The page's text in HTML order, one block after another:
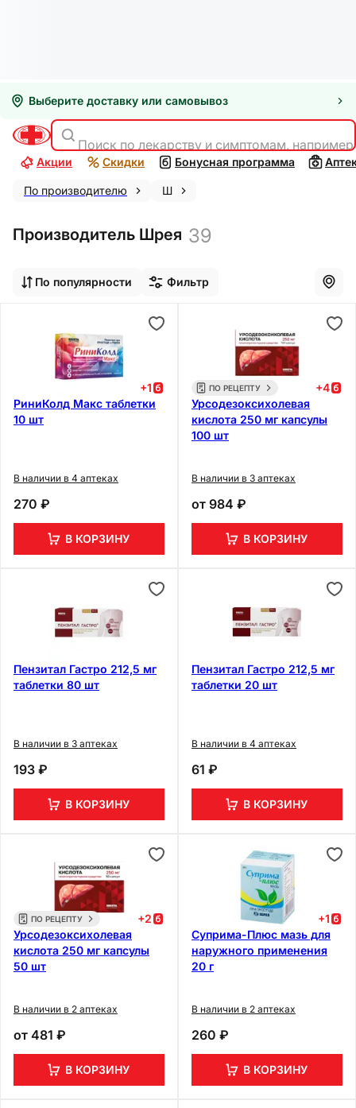
Выберите доставку или самовывоз
Поиск по лекарству и симптомам,
Акции Скидки Бонусная программа
По производителю Ш
Производитель Шрея 39
По популярности Фильтр
+1
РиниКолд Макс таблетки
10 шт
В наличии в 4 аптеках
270 ₽
В КОРЗИНУ
ПО РЕЦЕПТУ +4
Урсодезоксихолевая
кислота 250 мг капсулы
100 шт
В наличии в 3 аптеках
от 984 ₽
В КОРЗИНУ
Пензитал Гастро 212,5 мг
таблетки 80 шт
В наличии в 3 аптеках
193 ₽
В КОРЗИНУ
Пензитал Гастро 212,5 мг
таблетки 20 шт
В наличии в 4 аптеках
61 ₽
В КОРЗИНУ
ПО РЕЦЕПТУ +2
Урсодезоксихолевая
кислота 250 мг капсулы
50 шт
В наличии в 2 аптеках
от 481 ₽
В КОРЗИНУ
+1
Суприма-Плюс мазь для
наружного применения
20 г
В наличии в 2 аптеках
260 ₽
В КОРЗИНУ